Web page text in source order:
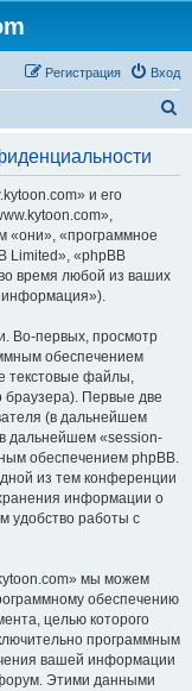
Вход
Регистрация
и его
«они», «программное
Limited», «phpBB
время любой из ваших
информация»).
Во-первых, просмотр
обеспечением
текстовые файлы,
Первые две
(в дальнейшем
дальнейшем «session-
обеспечением phpBB.
из тем конференции
информации о
удобство работы с
мы можем
обеспечению
целью которого
программным
вашей информации
Этими данными